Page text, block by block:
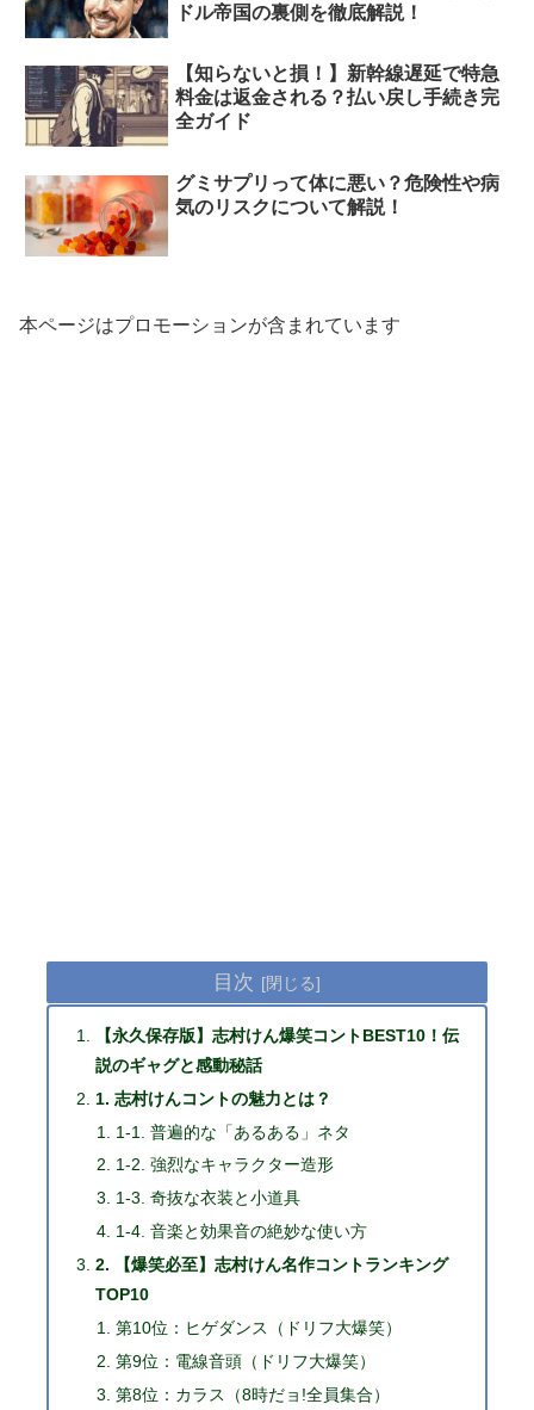
ドル帝国の裏側を徹底解説！
【知らないと損！】新幹線遅延で特急
料金は返金される？払い戻し手続き完
全ガイド
グミサプリって体に悪い？危険性や病
気のリスクについて解説！
本ページはプロモーションが含まれています
目次
【永久保存版】志村けん爆笑コントBEST10！伝
説のギャグと感動秘話
1. 志村けんコントの魅力とは？
1-1. 普遍的な「あるある」ネタ
1-2. 強烈なキャラクター造形
1-3. 奇抜な衣装と小道具
1-4. 音楽と効果音の絶妙な使い方
2. 【爆笑必至】志村けん名作コントランキング
TOP10
第10位：ヒゲダンス（ドリフ大爆笑）
第9位：電線音頭（ドリフ大爆笑）
第8位：カラス（8時だョ!全員集合）